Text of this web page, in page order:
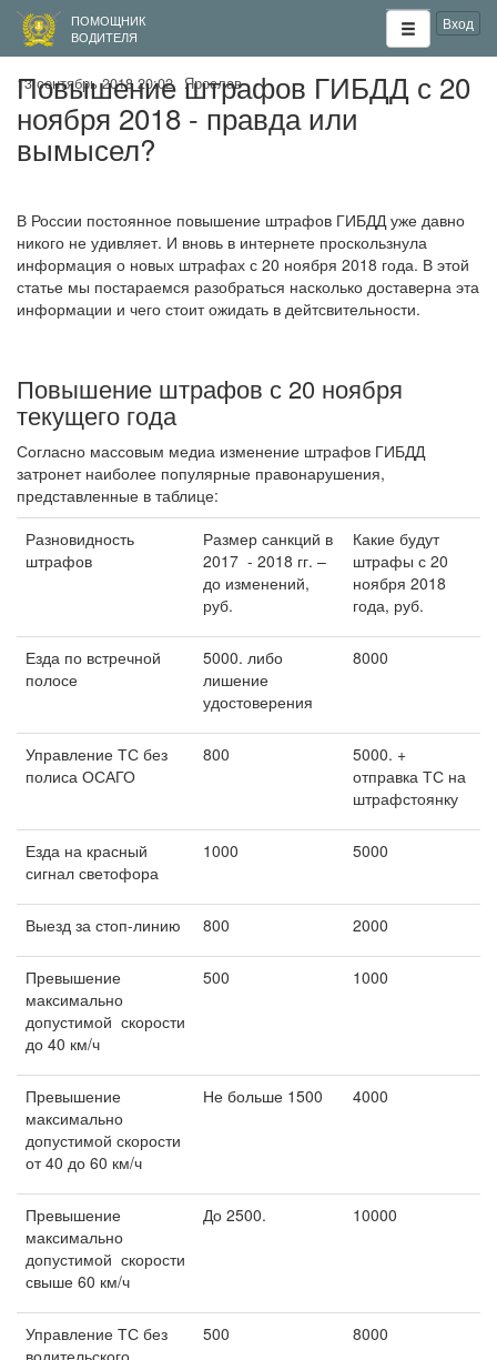
ПОМОЩНИК
ВОДИТЕЛЯ
Вход
13 сентябрь 2018 20:02 Ярослав
Повышение штрафов ГИБДД с 20
ноября 2018 - правда или
вымысел?
В России постоянное повышение штрафов ГИБДД уже давно
никого не удивляет. И вновь в интернете проскользнула
информация о новых штрафах с 20 ноября 2018 года. В этой
статье мы постараемся разобраться насколько доставерна эта
информации и чего стоит ожидать в дейтсвительности.
Повышение штрафов с 20 ноября
текущего года
Согласно массовым медиа изменение штрафов ГИБДД
затронет наиболее популярные правонарушения,
представленные в таблице:
Разновидность
штрафов
Размер санкций в
2017 - 2018 гг. –
до изменений,
руб.
Какие будут
штрафы с 20
ноября 2018
года, руб.
Езда по встречной
полосе
5000. либо
лишение
удостоверения
8000
Управление ТС без
полиса ОСАГО
800
5000. +
отправка ТС на
штрафстоянку
Езда на красный
сигнал светофора
1000 5000
Выезд за стоп-линию 800 2000
Превышение
максимально
допустимой скорости
до 40 км/ч
500 1000
Превышение
максимально
допустимой скорости
от 40 до 60 км/ч
Не больше 1500 4000
Превышение
максимально
допустимой скорости
свыше 60 км/ч
До 2500. 10000
Управление ТС без
водительского
500 8000